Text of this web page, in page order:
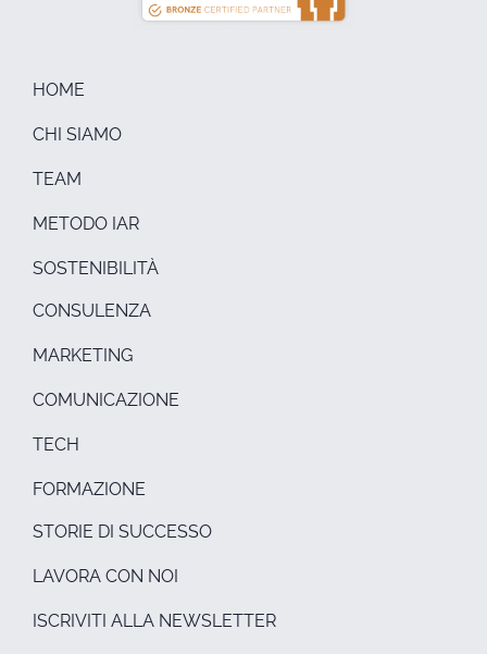
HOME
CHI SIAMO
TEAM
METODO IAR
SOSTENIBILITÀ
CONSULENZA
MARKETING
COMUNICAZIONE
TECH
FORMAZIONE
STORIE DI SUCCESSO
LAVORA CON NOI
ISCRIVITI ALLA NEWSLETTER